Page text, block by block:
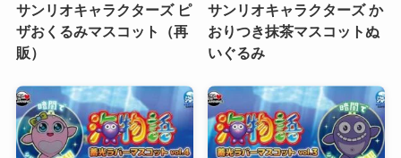
サンリオキャラクターズ ピ
ザおくるみマスコット（再
販）
サンリオキャラクターズ か
おりつき抹茶マスコットぬ
いぐるみ